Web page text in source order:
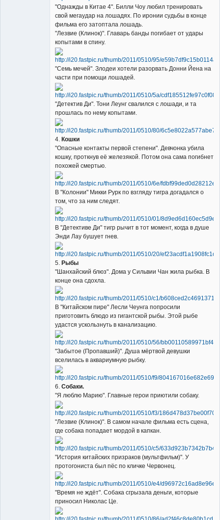
"Однажды в Китае 4". Билли Чоу любил тренировать
свой мегаудар на лошадях. По иронии судьбы в конце
фильма его затоптала лошадь.
"Лезвие (Клинок)". Главарь банды погибает от удары
копытами в спину.
"Семь мечей". Злодеи хотели разорвать Донни Йена на
части при помощи лошадей.
"Детектив Ди". Тони Леунг свалился с лошади, и та
прошлась по нему копытами.
4. Кошки
"Опасные контакты первой степени". Девчонка убила
кошку, проткнув её железякой. Потом она сама погибнет
похожей смертью.
В "Колонии" Микки Рурк по взгляду тигра догадался о
том, что за ним следят.
В "Детективе Ди" тигр рычит в тот момент, когда в душе
Энди Лау бушует гнев.
5. Рыбы
"Шанхайский блюз". Дома у Сильвии Чан жила рыбка. В
конце она сдохла.
В "Китайском пире" Лесли Чеунга попросили
приготовить блюдо из гигантской рыбы. Этой рыбе
удастся ускользнуть в канализацию.
"Забытое (Пропавший)". Душа мёртвой девушки
вселилась в аквариумную рыбку.
6. Собаки.
"Я люблю Марию". Главные герои приютили собаку.
"Лезвие (Клинок)". В самом начале фильма есть сцена,
где собака попадает мордой в капкан.
"История китайских призраков (мультфильм)". У
протогониста был пёс по кличке Червонец.
"Время не ждёт". Собака сгрызала деньги, которые
приносил Николас Це.